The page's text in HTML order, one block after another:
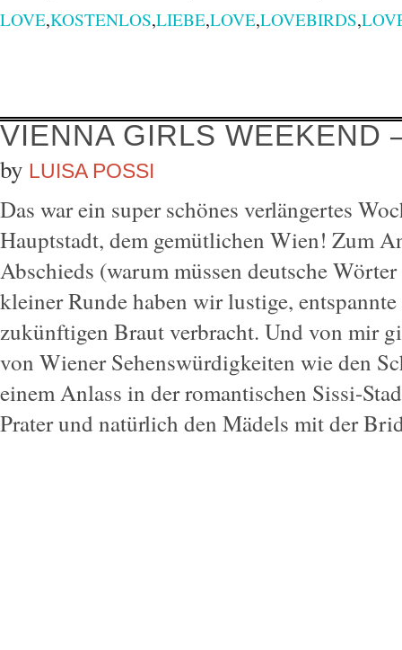
LOVE,KOSTENLOS,LIEBE,LOVE,LOVEBIRDS,
VIENNA GIRLS WEEKEND
by LUISA POSSI
Das war ein super schönes verlängertes
Hauptstadt, dem gemütlichen Wien! Zum
Abschieds (warum müssen deutsche
kleiner Runde haben wir lustige,
zukünftigen Braut verbracht. Und von mir
von Wiener Sehenswürdigkeiten wie den
einem Anlass in der romantischen Sissi-
Prater und natürlich den Mädels mit der